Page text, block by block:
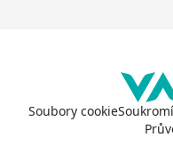
Soubory cookieSoukromí